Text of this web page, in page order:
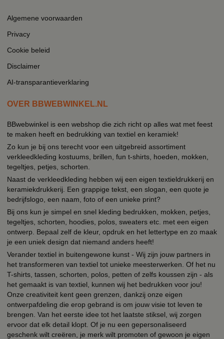
Algemene voorwaarden
Privacy
Cookie beleid
Disclaimer
AI-transparantieverklaring
OVER BBWEBWINKEL.NL
BBwebwinkel is een webshop die zich richt op alles wat met feest
te maken heeft en bedrukking van textiel en keramiek!
Zo kun je bij ons terecht voor een uitgebreid assortiment
verkleedkleding kostuums, brillen, fun t-shirts, hoeden, mokken,
tegeltjes, petjes, schorten.
Naast de verkleedkleding hebben wij een eigen textieldrukkerij en
keramiekdrukkerij. Een grappige tekst, een slogan, een quote je
bedrijfslogo, een naam, foto of een unieke print?
Bij ons kun je simpel en snel kleding bedrukken, mokken, petjes,
tegeltjes, schorten, hoodies, polos, sweaters etc. met een eigen
ontwerp. Bepaal zelf de kleur, opdruk en het lettertype en zo maak
je een uniek design dat niemand anders heeft!
Verander textiel in buitengewone kunst - Wij zijn jouw partners in
het transformeren van textiel tot unieke meesterwerken. Of het nu
T-shirts, tassen, schorten, polos, petten of zelfs koussen zijn - als
het gemaakt is van textiel, kunnen wij het bedrukken voor jou!
Onze creativiteit kent geen grenzen, dankzij onze eigen
ontwerpafdeling die erop gebrand is om jouw visie tot leven te
brengen. Van het eerste idee tot het laatste stiksel, wij zorgen
ervoor dat elk detail klopt. Of je nu een gepersonaliseerd
geschenk wilt creëren, je merk wilt promoten of gewoon je eigen